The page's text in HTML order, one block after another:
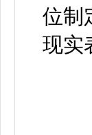
位制
现实
（